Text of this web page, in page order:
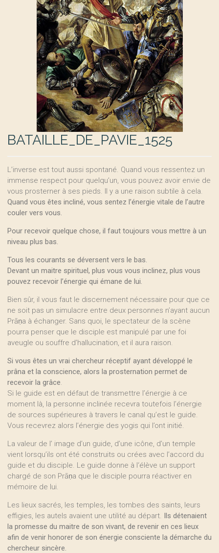
BATAILLE_DE_PAVIE_1525
L’inverse est tout aussi spontané. Quand vous ressentez un
immense respect pour quelqu’un, vous pouvez avoir envie de
vous prosterner à ses pieds. Il y a une raison subtile à cela.
Quand vous êtes incliné, vous sentez l’énergie vitale de l’autre
couler vers vous.
Pour recevoir quelque chose, il faut toujours vous mettre à un
niveau plus bas.
Tous les courants se déversent vers le bas.
Devant un maitre spirituel, plus vous vous inclinez, plus vous
pouvez recevoir l’énergie qui émane de lui.
Bien sûr, il vous faut le discernement nécessaire pour que ce
ne soit pas un simulacre entre deux personnes n’ayant aucun
Prāṇa à échanger. Sans quoi, le spectateur de la scène
pourra penser que le disciple est manipulé par une foi
aveugle ou souffre d’hallucination, et il aura raison.
Si vous êtes un vrai chercheur réceptif ayant développé le
prâna et la conscience, alors la prosternation permet de
recevoir la grâce.
Si le guide est en défaut de transmettre l’énergie à ce
moment là, la personne inclinée recevra toutefois l’énergie
de sources supérieures à travers le canal qu’est le guide.
Vous recevrez alors l’énergie des yogis qui l’ont initié.
La valeur de l’ image d’un guide, d’une icône, d’un temple
vient lorsqu’ils ont été construits ou crées avec l’accord du
guide et du disciple. Le guide donne à l‘élève un support
chargé de son Prāṇa que le disciple pourra réactiver en
mémoire de lui.
Les lieux sacrés, les temples, les tombes des saints, leurs
effigies, les autels avaient une utilité au départ. Ils détenaient
la promesse du maitre de son vivant, de revenir en ces lieux
afin de venir honorer de son énergie consciente la démarche du
chercheur sincère.